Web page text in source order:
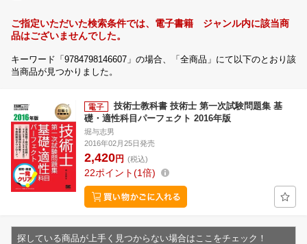
ご指定いただいた検索条件では、電子書籍 ジャンル内に該当商
品はございませんでした。
キーワード「9784798146607」の場合、「全商品」にて以下のとおり該
当商品が見つかりました。
技術士教科書 技術士 第一次試験問題集 基
礎・適性科目パーフェクト 2016年版
堀与志男
2016年02月25日発売
2,420円 (税込)
22ポイント 1倍
探している商品が上手く見つからない場合はここをチェック！